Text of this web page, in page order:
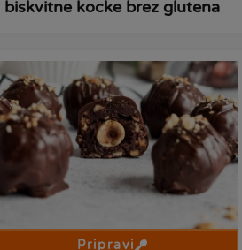
biskvitne kocke brez glutena
Pripravi